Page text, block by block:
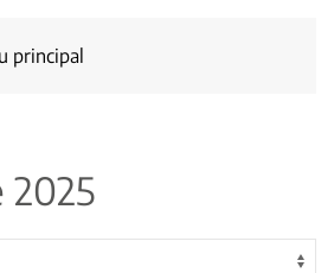
principal
2025